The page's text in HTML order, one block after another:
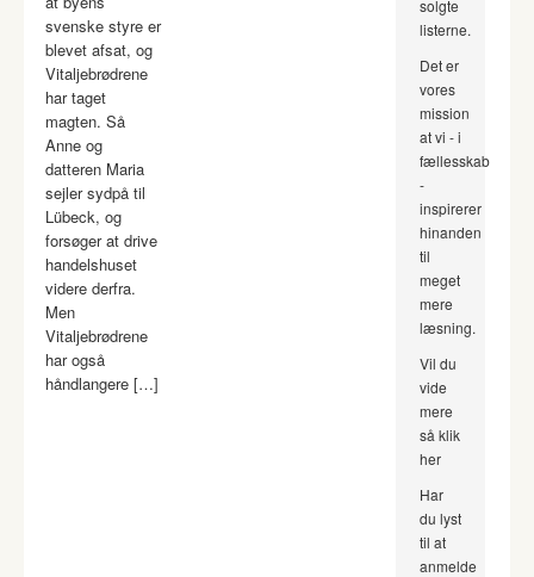
svenske styre er
blevet afsat, og
Vitaljebrødrene
har taget
magten. Så
Anne og
datteren Maria
sejler sydpå til
Lübeck, og
forsøger at drive
handelshuset
videre derfra.
Men
Vitaljebrødrene
har også
håndlangere […]
solgte
listerne.
Det er
vores
mission
at vi - i
fællesskab
-
inspirerer
hinanden
til
meget
mere
læsning.
Vil du
vide
mere
så klik
her
Har
du lyst
til at
anmelde